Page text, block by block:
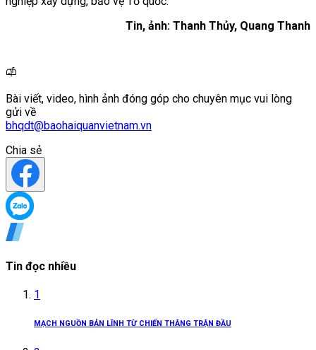
Tin, ảnh: Thanh Thủy, Quang Thanh
Bài viết, video, hình ảnh đóng góp cho chuyên mục vui lòng
gửi về
bhqdt@baohaiquanvietnam.vn
Chia sẻ
Tin đọc nhiều
1
MẠCH NGUỒN BẢN LĨNH TỪ CHIẾN THẮNG TRẬN ĐẦU